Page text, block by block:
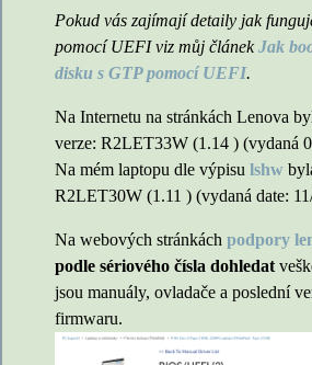
Pokud vás zajímají detaily jak
pomocí UEFI viz můj článekJak
disku s GTP pomocí UEFI.
Na Internetu na stránkách Lenova
verze: R2LET33W (1.14 ) (vydaná
Na mém laptopu dle výpisu lshw
R2LET30W (1.11 ) (vydaná date:
Na webových stránkách podpory
podle sériového čísla dohledat
jsou manuály, ovladače a poslední
firmwaru.